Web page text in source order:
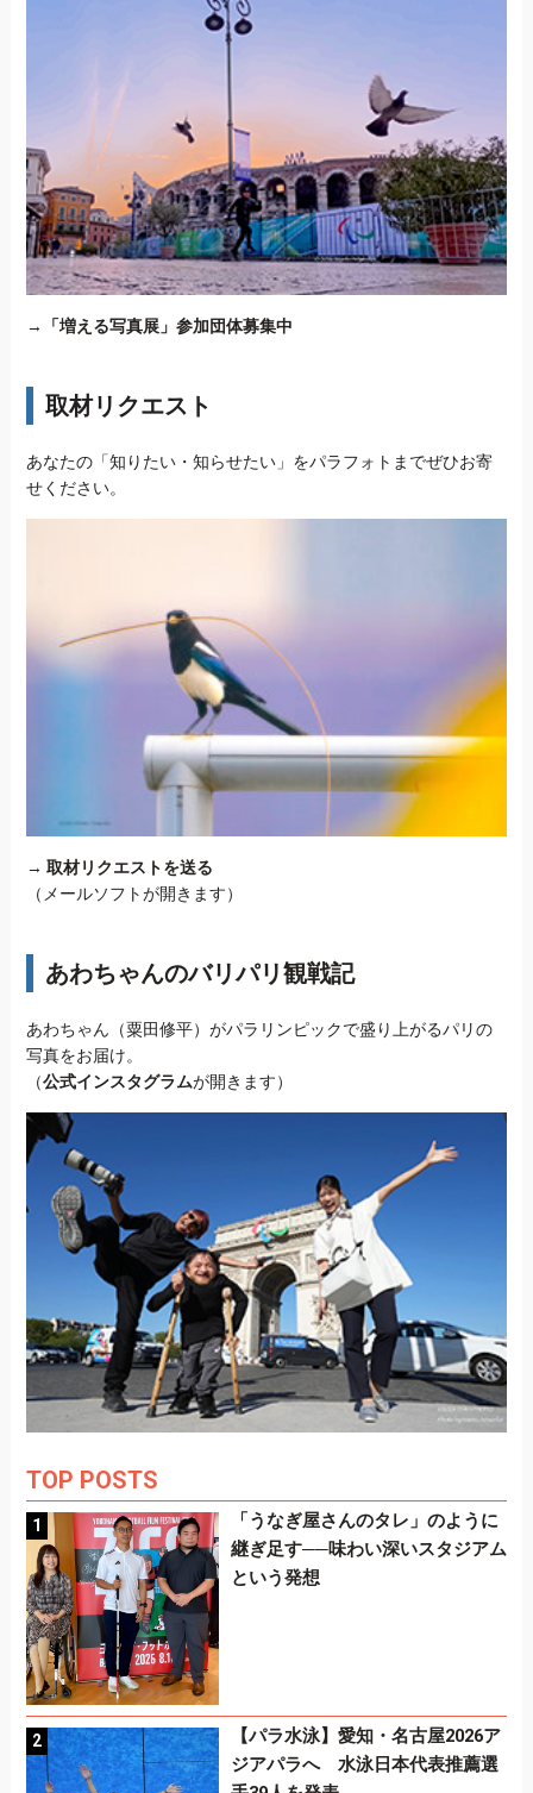
→ 「増える写真展」参加団体募集中
取材リクエスト
あなたの「知りたい・知らせたい」をパラフォトまでぜひお寄
せください。
→ 取材リクエストを送る
（メールソフトが開きます）
あわちゃんのバリパリ観戦記
あわちゃん（粟田修平）がパラリンピックで盛り上がるパリの
写真をお届け。
（公式インスタグラムが開きます）
TOP POSTS
「うなぎ屋さんのタレ」のように
継ぎ足す──味わい深いスタジアム
という発想
【パラ水泳】愛知・名古屋2026ア
ジアパラへ 水泳日本代表推薦選